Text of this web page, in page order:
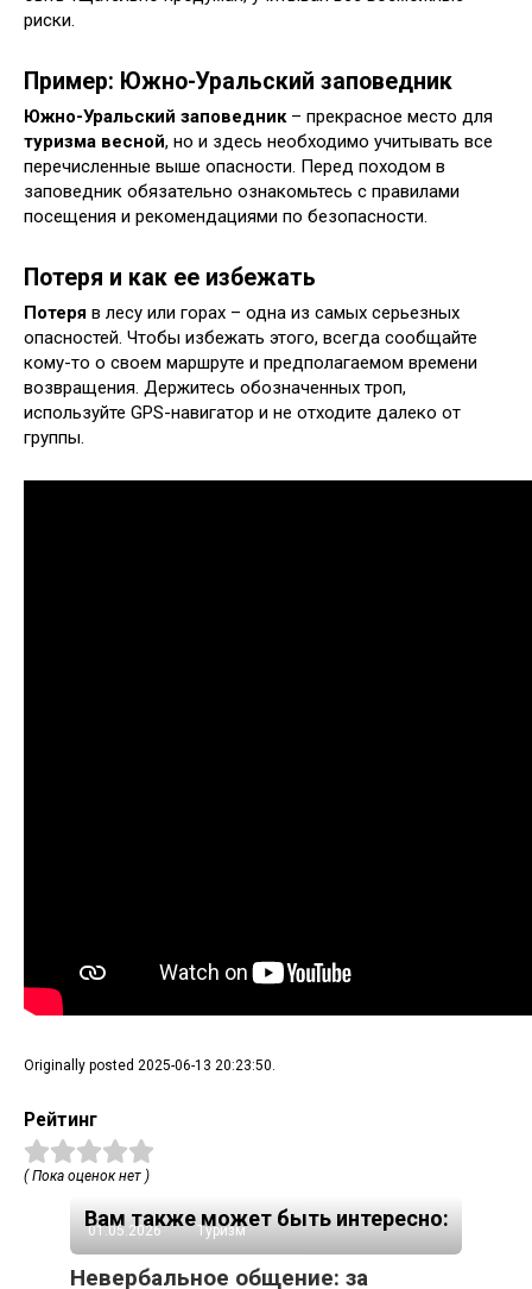
риски.
Пример: Южно-Уральский заповедник
Южно-Уральский заповедник– прекрасное место для
туризма весной, но и здесь необходимо учитывать все
перечисленные выше опасности. Перед походом в
заповедник обязательно ознакомьтесь с правилами
посещения и рекомендациями по безопасности.
Потеря и как ее избежать
Потеря в лесу или горах – одна из самых серьезных
опасностей. Чтобы избежать этого, всегда сообщайте
кому-то о своем маршруте и предполагаемом времени
возвращения. Держитесь обозначенных троп,
используйте GPS-навигатор и не отходите далеко от
группы.
Originally posted 2025-06-13 20:23:50.
Рейтинг
( Пока оценок нет )
Вам также может быть интересно:
01.05.2026 Туризм
Невербальное общение: за